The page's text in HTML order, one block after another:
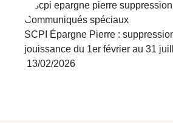
Communiqués spéciaux
SCPI Épargne Pierre :
jouissance du 1er février au 31
13/02/2026